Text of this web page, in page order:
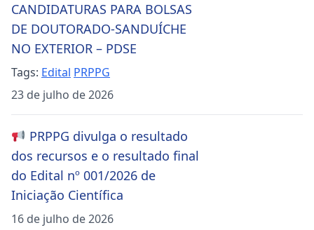
CANDIDATURAS PARA BOLSAS
DE DOUTORADO-SANDUÍCHE
NO EXTERIOR – PDSE
Tags: Edital PRPPG
23 de julho de 2026
PRPPG divulga o resultado
dos recursos e o resultado final
do Edital nº 001/2026 de
Iniciação Científica
16 de julho de 2026